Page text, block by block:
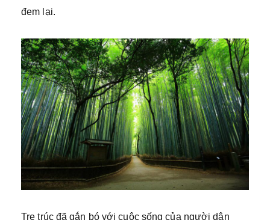
đem lại.
Tre trúc đã gắn bó với cuộc sống của người dân